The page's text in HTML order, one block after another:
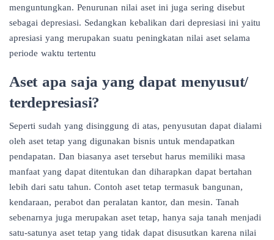
menguntungkan. Penurunan nilai aset ini juga sering disebut
sebagai depresiasi. Sedangkan kebalikan dari depresiasi ini yaitu
apresiasi yang merupakan suatu peningkatan nilai aset selama
periode waktu tertentu
Aset apa saja yang dapat menyusut/
terdepresiasi?
Seperti sudah yang disinggung di atas, penyusutan dapat dialami
oleh aset tetap yang digunakan bisnis untuk mendapatkan
pendapatan. Dan biasanya aset tersebut harus memiliki masa
manfaat yang dapat ditentukan dan diharapkan dapat bertahan
lebih dari satu tahun. Contoh aset tetap termasuk bangunan,
kendaraan, perabot dan peralatan kantor, dan mesin. Tanah
sebenarnya juga merupakan aset tetap, hanya saja tanah menjadi
satu-satunya aset tetap yang tidak dapat disusutkan karena nilai